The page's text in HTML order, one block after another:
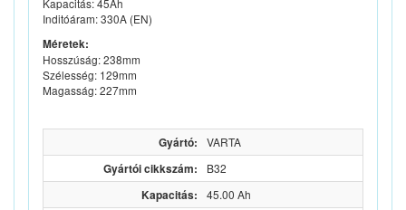
Kapacitás: 45Ah
Inditóáram: 330A (EN)
Méretek:
Hosszúság: 238mm
Szélesség: 129mm
Magasság: 227mm
Gyártó: VARTA
Gyártói cikkszám: B32
Kapacitás: 45.00 Ah